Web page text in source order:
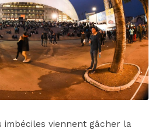
imbéciles viennent gâcher la